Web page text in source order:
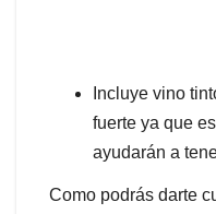
Incluye vino
fuerte ya que
ayudarán a
Como podrás darte